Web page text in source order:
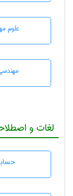
علوم
لغات و